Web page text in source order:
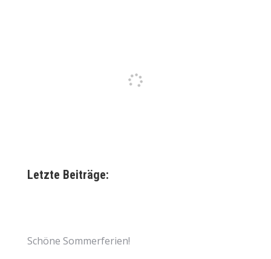
Letzte Beiträge:
Schöne Sommerferien!